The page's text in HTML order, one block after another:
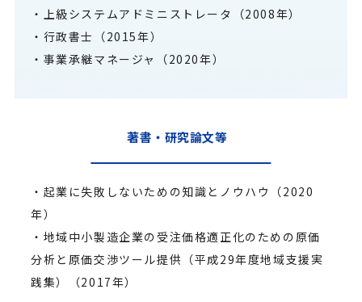
・上級システムアドミニストレータ（2008年）
・行政書士（2015年）
・事業承継マネージャ（2020年）
著書・研究論文等
・起業に失敗しないための知識とノウハウ（2020
年）
・地域中小製造企業の受注価格適正化のための原価
分析と原価交渉ツール提供（平成29年度地域支援実
践集）（2017年）